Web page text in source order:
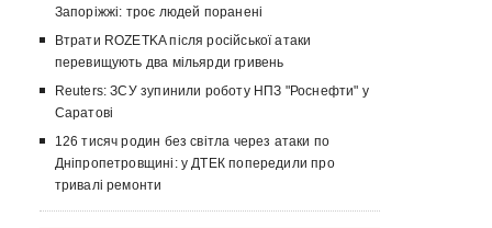
Запоріжжі: троє людей поранені
Втрати ROZETKA після російської атаки
перевищують два мільярди гривень
Reuters: ЗСУ зупинили роботу НПЗ "Роснефти" у
Саратові
126 тисяч родин без світла через атаки по
Дніпропетровщині: у ДТЕК попередили про
тривалі ремонти